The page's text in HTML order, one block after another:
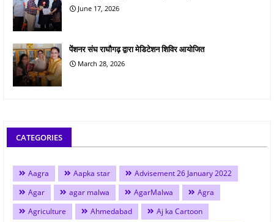
June 17, 2026
पेंशनर संघ राघौगढ़ द्वारा मेडिटेशन शिविर आयोजित
March 28, 2026
CATEGORIES
Aagra Aapka star
Advisement 26 January 2022
Agar
agar malwa AgarMalwa
Agra
Agriculture
Ahmedabad
Aj ka Cartoon